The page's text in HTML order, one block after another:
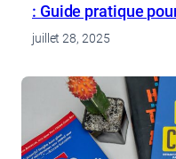
: Guide pratique
juillet 28, 2025